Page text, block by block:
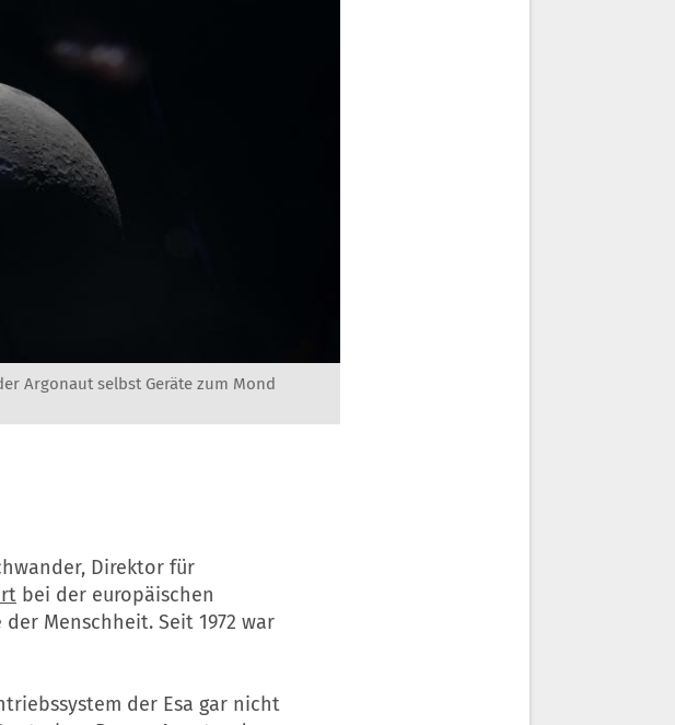
Argonaut selbst Geräte zum Mond
Direktor für
bei der europäischen
Menschheit. Seit 1972 war
der Esa gar nicht